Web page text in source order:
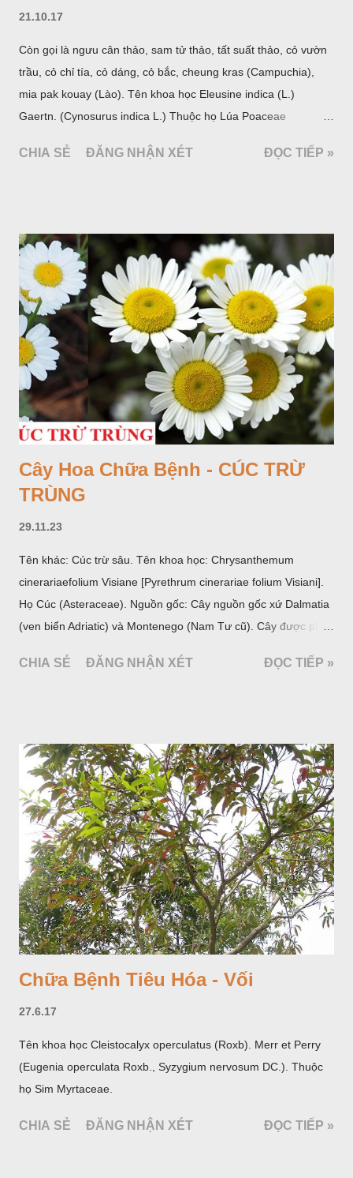
21.10.17
Còn gọi là ngưu cân thảo, sam tử thảo, tất suất thảo, cỏ vườn
trầu, cỏ chỉ tía, cỏ dáng, cỏ bắc, cheung kras (Campuchia),
mia pak kouay (Lào). Tên khoa học Eleusine indica (L.)
Gaertn. (Cynosurus indica L.) Thuộc họ Lúa Poaceae
CHIA SẺ ĐĂNG NHẬN XÉT ĐỌC TIẾP »
Cây Hoa Chữa Bệnh - CÚC TRỪ
TRÙNG
29.11.23
Tên khác: Cúc trừ sâu. Tên khoa học: Chrysanthemum
cinerariaefolium Visiane [Pyrethrum cinerariae folium Visiani].
Họ Cúc (Asteraceae). Nguồn gốc: Cây nguồn gốc xứ Dalmatia
(ven biển Adriatic) và Montenego (Nam Tư cũ). Cây được phân
trồng để khai thác: Pháp, Nga, Đức, Nam Tư (cũ), sau lan
Tam Đảo (Vĩnh Phúc), đã thu được kết quả ban đầu (những
năm 1560- 70); thường trồng đến năm thứ hai, thứ ba mới hái
hoa; trồng một lần thu hoạch 10 - 20 năm.
CHIA SẺ ĐĂNG NHẬN XÉT ĐỌC TIẾP »
Chữa Bệnh Tiêu Hóa - Vối
27.6.17
Tên khoa học Cleistocalyx operculatus (Roxb). Merr et Perry
(Eugenia operculata Roxb., Syzygium nervosum DC.). Thuộc
họ Sim Myrtaceae.
CHIA SẺ ĐĂNG NHẬN XÉT ĐỌC TIẾP »